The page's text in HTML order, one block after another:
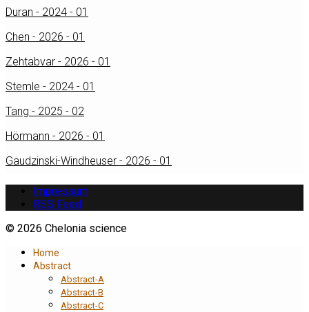
Duran - 2024 - 01
Chen - 2026 - 01
Zehtabvar - 2026 - 01
Stemle - 2024 - 01
Tang - 2025 - 02
Hörmann - 2026 - 01
Gaudzinski-Windheuser - 2026 - 01
Impressum
RSS Feed
© 2026 Chelonia science
Home
Abstract
Abstract-A
Abstract-B
Abstract-C